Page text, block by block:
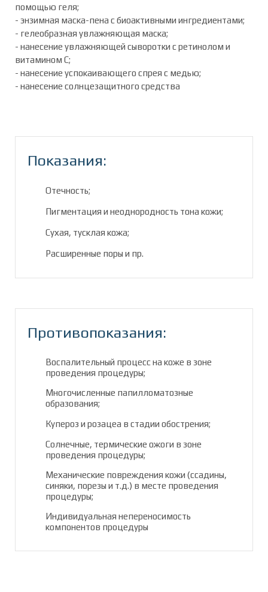
помощью геля;
- энзимная маска-пена с биоактивными ингредиентами;
- гелеобразная увлажняющая маска;
- нанесение увлажняющей сыворотки с ретинолом и
витамином С;
- нанесение успокаивающего спрея с медью;
- нанесение солнцезащитного средства
Показания:
Отечность;
Пигментация и неоднородность тона кожи;
Сухая, тусклая кожа;
Расширенные поры и пр.
Противопоказания:
Воспалительный процесс на коже в зоне
проведения процедуры;
Многочисленные папилломатозные
образования;
Купероз и розацеа в стадии обострения;
Солнечные, термические ожоги в зоне
проведения процедуры;
Механические повреждения кожи (ссадины,
синяки, порезы и т.д.) в месте проведения
процедуры;
Индивидуальная непереносимость
компонентов процедуры